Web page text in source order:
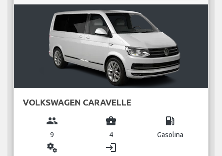
VOLKSWAGEN CARAVELLE
group
9
business_center
4
local_gas_station
Gasolina
miscellaneous_services login